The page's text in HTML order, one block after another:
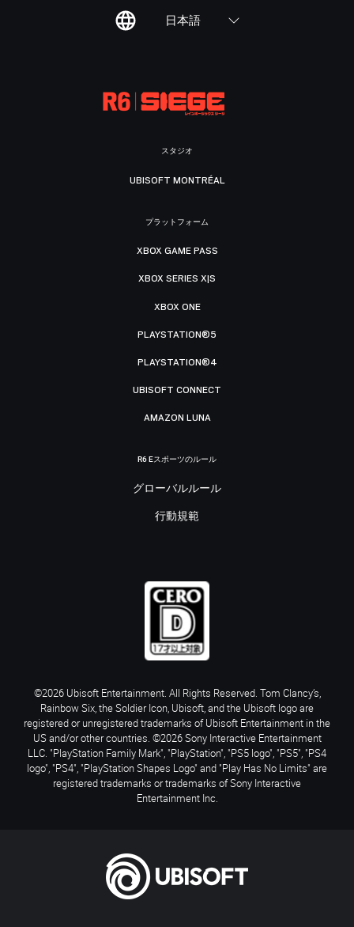
日本語
スタジオ
UBISOFT MONTRÉAL
プラットフォーム
XBOX GAME PASS
XBOX SERIES X|S
XBOX ONE
PLAYSTATION®5
PLAYSTATION®4
UBISOFT CONNECT
AMAZON LUNA
R6 Eスポーツのルール
グローバルルール
行動規範
©2026 Ubisoft Entertainment. All Rights Reserved. Tom Clancy’s,
Rainbow Six, the Soldier Icon, Ubisoft, and the Ubisoft logo are
registered or unregistered trademarks of Ubisoft Entertainment in the
US and/or other countries. ©2026 Sony Interactive Entertainment
LLC. "PlayStation Family Mark", "PlayStation", "PS5 logo", "PS5", "PS4
logo", "PS4", "PlayStation Shapes Logo" and "Play Has No Limits" are
registered trademarks or trademarks of Sony Interactive
Entertainment Inc.